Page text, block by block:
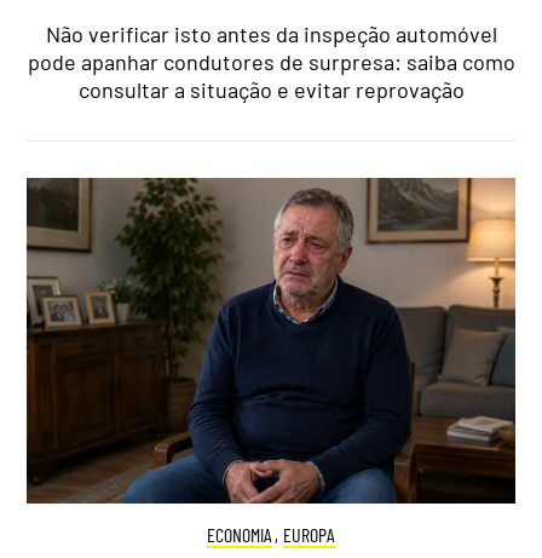
Não verificar isto antes da inspeção automóvel
pode apanhar condutores de surpresa: saiba como
consultar a situação e evitar reprovação
ECONOMIA , EUROPA